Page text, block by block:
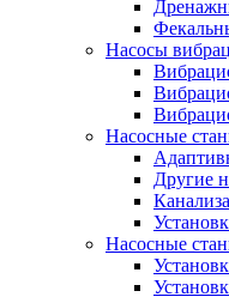
Насосы
Насосные
Другие
Насосные